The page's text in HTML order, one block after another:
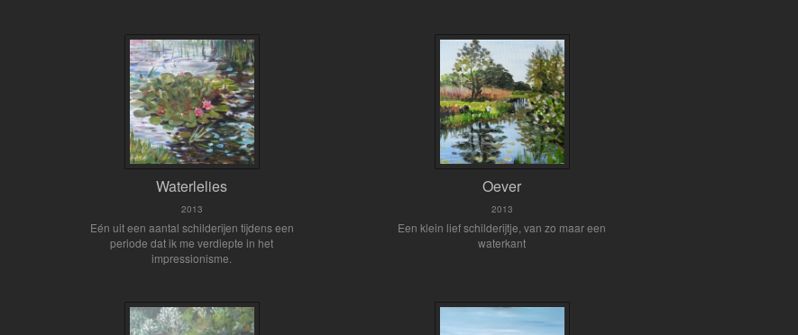
Waterlelies
2013
Eén uit een aantal schilderijen tijdens een
periode dat ik me verdiepte in het
impressionisme.
Oever
2013
Een klein lief schilderijtje, van zo maar een
waterkant